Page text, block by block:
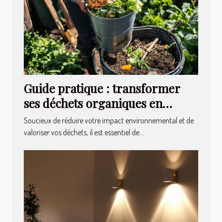
Guide pratique : transformer
ses déchets organiques en
compost sans odeur
Soucieux de réduire votre impact environnemental et de
valoriser vos déchets, il est essentiel de...